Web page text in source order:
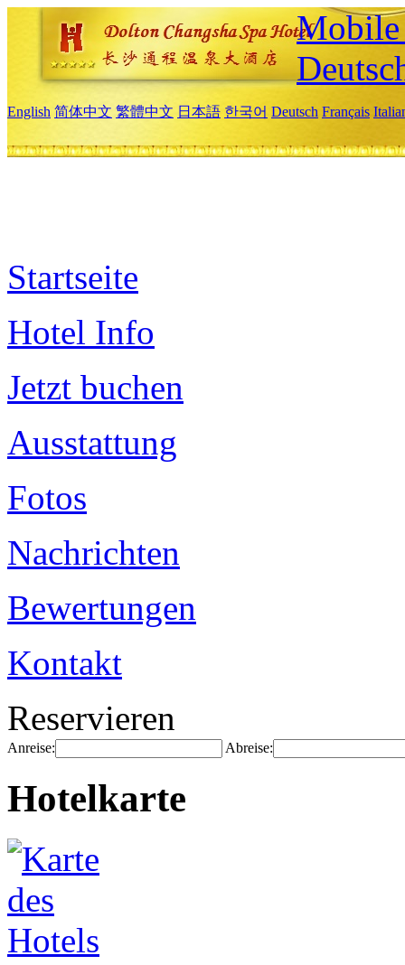
Mobile
English 简体中文 繁體中文 日本語 한국어 Deutsch Français
Startseite
Hotel Info
Jetzt buchen
Ausstattung
Fotos
Nachrichten
Bewertungen
Kontakt
Reservieren
Anreise: Abreise:
Hotelkarte